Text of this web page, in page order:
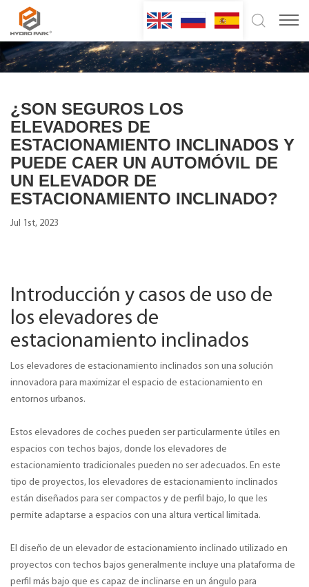
¿SON SEGUROS LOS
ELEVADORES DE
ESTACIONAMIENTO INCLINADOS Y
PUEDE CAER UN AUTOMÓVIL DE
UN ELEVADOR DE
ESTACIONAMIENTO INCLINADO?
Jul 1st, 2023
Introducción y casos de uso de
los elevadores de
estacionamiento inclinados
Los elevadores de estacionamiento inclinados son una solución
innovadora para maximizar el espacio de estacionamiento en
entornos urbanos.
Estos elevadores de coches pueden ser particularmente útiles en
espacios con techos bajos, donde los elevadores de
estacionamiento tradicionales pueden no ser adecuados. En este
tipo de proyectos, los elevadores de estacionamiento inclinados
están diseñados para ser compactos y de perfil bajo, lo que les
permite adaptarse a espacios con una altura vertical limitada.
El diseño de un elevador de estacionamiento inclinado utilizado en
proyectos con techos bajos generalmente incluye una plataforma de
perfil más bajo que es capaz de inclinarse en un ángulo para